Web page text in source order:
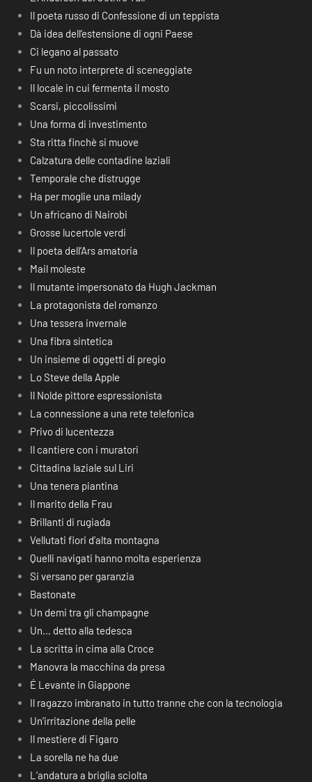
Il poeta russo di Confessione di un teppista
Dà idea dell’estensione di ogni Paese
Ci legano al passato
Fu un noto interprete di sceneggiate
Il locale in cui fermenta il mosto
Scarsi, piccolissimi
Una forma di investimento
Sta ritta finchè si muove
Calzatura delle contadine laziali
Temporale che distrugge
Ha per moglie una milady
Un africano di Nairobi
Grosse lucertole verdi
Il poeta dell’Ars amatoria
Mail moleste
Il mutante impersonato da Hugh Jackman
La protagonista del romanzo
Una tessera invernale
Una fibra sintetica
Un insieme di oggetti di pregio
Lo Steve della Apple
Il Nolde pittore espressionista
La connessione a una rete telefonica
Privo di lucentezza
Il cantiere con i muratori
Cittadina laziale sul Liri
Una tenera piantina
Il marito della Frau
Brillanti di rugiada
Vellutati fiori d’alta montagna
Quelli navigati hanno molta esperienza
Si versano per garanzia
Bastonate
Un demi tra gli champagne
Un… detto alla tedesca
La scritta in cima alla Croce
Manovra la macchina da presa
É Levante in Giappone
Il ragazzo imbranato in tutto tranne che con la tecnologia
Un’irritazione della pelle
Il mestiere di Figaro
La sorella ne ha due
L’andatura a briglia sciolta